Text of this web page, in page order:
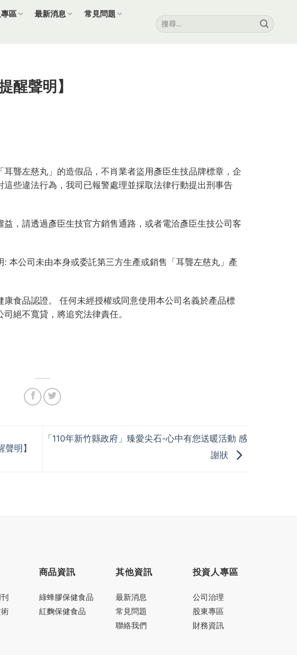
區 最新消息 常見問題
醒聲明】
聾左慈丸」的造假品，不肖業者盜用彥臣生技品牌標章，企
些違法行為，我司已報警處理並採取法律行動提出刑事告
，請透過彥臣生技官方銷售通路，或者電洽彥臣生技公司客
本公司未由本身或委託第三方生產或銷售「耳聾左慈丸」產
食品認證。 任何未經授權或同意使用本公司名義於產品標
絕不寬貸，將追究法律責任。
明】
「110年新竹縣政府」臻愛尖石-心中有您送暖活動 感
謝狀
商品資訊
綠蜂膠保健食品
紅麴保健食品
其他資訊
最新消息
常見問題
聯絡我們
投資人專區
公司治理
股東專區
財務資訊